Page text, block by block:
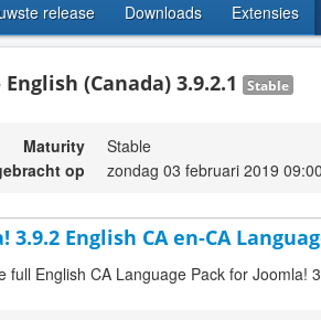
release Downloads Extensies
(Canada) 3.9.2.1 Stable
Maturity
Stable
op
zondag 03 februari 2019 09:00
3.9.2 English CA en-CA
full English CA Language Pack for Joomla!